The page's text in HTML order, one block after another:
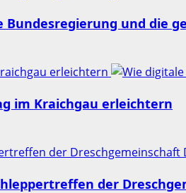
Bundesregierung und
erleichtern
im Kraichgau erleichtern
der Dreschgemeinschaft
der